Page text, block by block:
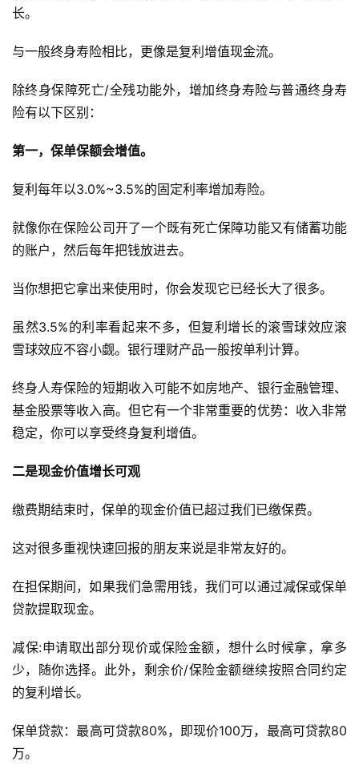
长。
与一般终身寿险相比，更像是复利增值现金流。
除终身保障死亡/全残功能外，增加终身寿险与普通终身寿
险有以下区别：
第一，保单保额会增值。
复利每年以3.0%~3.5%的固定利率增加寿险。
就像你在保险公司开了一个既有死亡保障功能又有储蓄功能
的账户，然后每年把钱放进去。
当你想把它拿出来使用时，你会发现它已经长大了很多。
虽然3.5%的利率看起来不多，但复利增长的滚雪球效应滚
雪球效应不容小觑。银行理财产品一般按单利计算。
终身人寿保险的短期收入可能不如房地产、银行金融管理、
基金股票等收入高。但它有一个非常重要的优势：收入非常
稳定，你可以享受终身复利增值。
二是现金价值增长可观
缴费期结束时，保单的现金价值已超过我们已缴保费。
这对很多重视快速回报的朋友来说是非常友好的。
在担保期间，如果我们急需用钱，我们可以通过减保或保单
贷款提取现金。
减保:申请取出部分现价或保险金额，想什么时候拿，拿多
少，随你选择。此外，剩余价/保险金额继续按照合同约定
的复利增长。
保单贷款：最高可贷款80%，即现价100万，最高可贷款80
万。